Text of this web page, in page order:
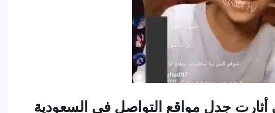
جدل مواقع التواصل في السعودية